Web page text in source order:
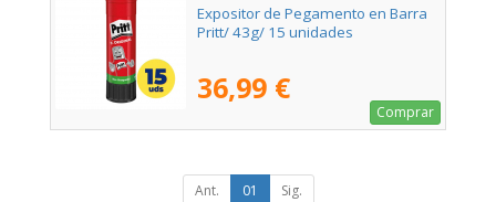
Expositor de Pegamento en Barra
Pritt/ 43g/ 15 unidades
36,99 €
Comprar
Ant. 01 Sig.